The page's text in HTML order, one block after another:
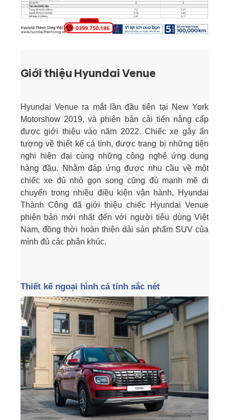
Giới thiệu Hyundai Venue
Hyundai Venue ra mắt lần đầu tiên tại New York
Motorshow 2019, và phiên bản cải tiến nâng cấp
được giới thiệu vào năm 2022. Chiếc xe gây ấn
tượng về thiết kế cá tính, được trang bị những tiện
nghi hiện đại cùng những công nghệ ứng dụng
hàng đầu. Nhằm đáp ứng được nhu cầu về một
chiếc xe đủ nhỏ gọn song cũng đủ mạnh mẽ di
chuyển trong nhiều điều kiện vận hành, Hyundai
Thành Công đã giới thiệu chiếc Hyundai Venue
phiên bản mới nhất đến với người tiêu dùng Việt
Nam, đồng thời hoàn thiện dải sản phẩm SUV của
mình đủ các phân khúc.
Thiết kế ngoại hình cá tính sắc nét